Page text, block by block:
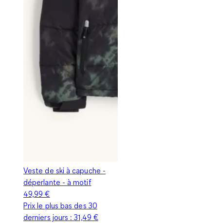
Veste de ski à capuche -
déperlante - à motif
49,99 €
Prix le plus bas des 30
derniers jours :31,49 €